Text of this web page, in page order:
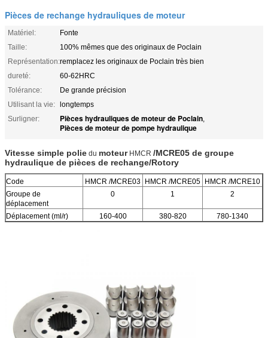
Pièces de rechange hydrauliques de moteur
Matériel:
Fonte
Taille:
100% mêmes que des originaux de Poclain
Représentation:remplacez les originaux de Poclain très bien
dureté:
60-62HRC
Tolérance:
De grande précision
Utilisant la vie: longtemps
Surligner:
Pièces hydrauliques de moteur de Poclain,
Pièces de moteur de pompe hydraulique
Vitesse simple polie du moteurHMCR /MCRE05 de groupe
hydraulique de pièces de rechange/Rotory
Code HMCR /MCRE03 HMCR /MCRE05 HMCR /MCRE10
Groupe de
déplacement
0 1 2
Déplacement (ml/r) 160-400 380-820 780-1340